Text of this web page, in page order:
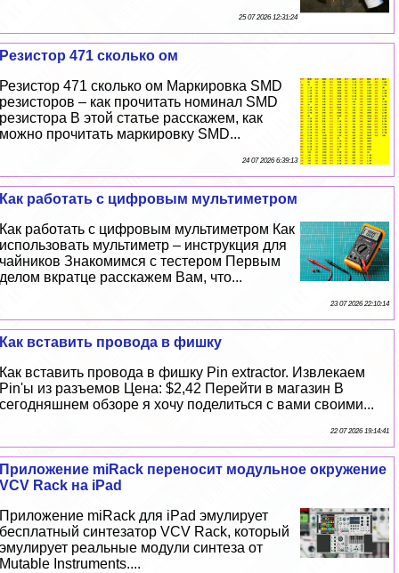
25 07 2026 12:31:24
Резистор 471 сколько ом
Резистор 471 сколько ом Маркировка SMD
резисторов – как прочитать номинал SMD
резистора В этой статье расскажем, как
можно прочитать маркировку SMD...
24 07 2026 6:39:13
Как работать с цифровым мультиметром
Как работать с цифровым мультиметром Как
использовать мультиметр – инструкция для
чайников Знакомимся с тестером Первым
делом вкратце расскажем Вам, что...
23 07 2026 22:10:14
Как вставить провода в фишку
Как вставить провода в фишку Pin extractor. Извлекаем
Pin'ы из разъемов Цена: $2,42 Перейти в магазин В
сегодняшнем обзоре я хочу поделиться с вами своими...
22 07 2026 19:14:41
Приложение miRack переносит модульное окружение
VCV Rack на iPad
Приложение miRack для iPad эмулирует
бесплатный синтезатор VCV Rack, который
эмулирует реальные модули синтеза от
Mutable Instruments....